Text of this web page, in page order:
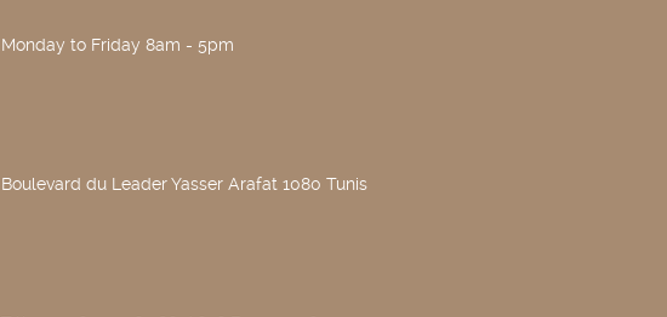
Monday to Friday 8am - 5pm
Boulevard du Leader Yasser Arafat 1080 Tunis